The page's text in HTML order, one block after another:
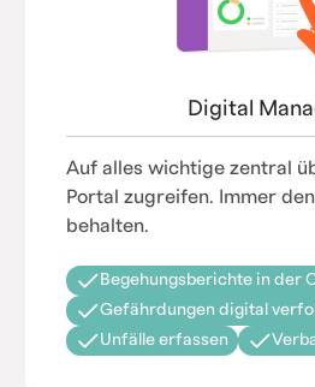
Digital
Auf alles wichtige zentral
Portal zugreifen. Immer
behalten.
Begehungsberichte in der
Gefährdungen digital
Unfälle erfassen